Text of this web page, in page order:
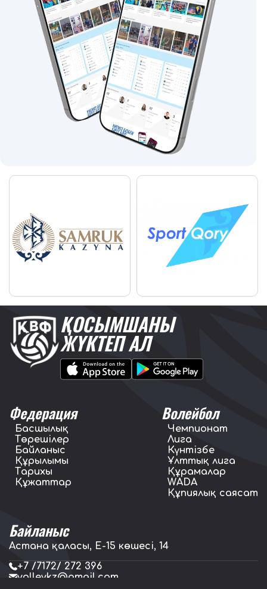
ҚОСЫМШАНЫ
ЖҮКТЕП АЛ
Федерация
Басшылық
Төрешілер
Байланыс
Құрылымы
Тарихы
Құжаттар
Волейбол
Чемпионат
Лига
Күнтізбе
Ұлттық лига
Құрамалар
WADA
Құпиялық саясат
Байланыс
Астана қаласы, E-15 көшесі, 14
+7 /7172/ 272 396
volleykz@gmail.com